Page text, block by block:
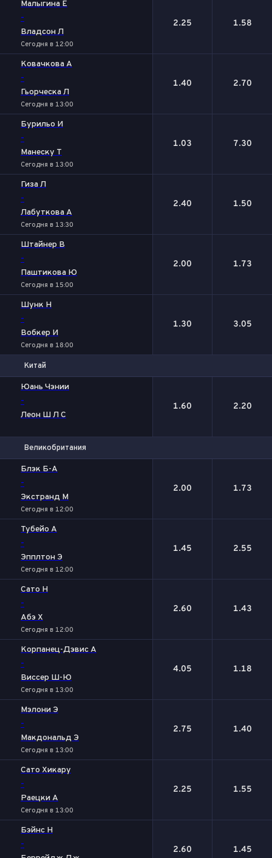
Малыгина Е
-
Владсон Л
Сегодня в 12:00
2.25 1.58
Ковачкова А
-
Гьорческа Л
Сегодня в 13:00
1.40 2.70
Бурильо И
-
Манеску Т
Сегодня в 13:00
1.03 7.30
Гиза Л
-
Лабуткова А
Сегодня в 13:30
2.40 1.50
Штайнер В
-
Паштикова Ю
Сегодня в 15:00
2.00 1.73
Шунк Н
-
Вобкер И
Сегодня в 18:00
1.30 3.05
Китай
Юань Чэнии
-
Леон Ш Л С
1.60 2.20
Великобритания
Блэк Б-А
-
Экстранд М
Сегодня в 12:00
2.00 1.73
Тубейо А
-
Эпплтон Э
Сегодня в 12:00
1.45 2.55
Сато Н
-
Абэ Х
Сегодня в 12:00
2.60 1.43
Корпанец-Дэвис А
-
Виссер Ш-Ю
Сегодня в 13:00
4.05 1.18
Мэлони Э
-
Макдональд Э
Сегодня в 13:00
2.75 1.40
Сато Хикару
-
Раецки А
Сегодня в 13:00
2.25 1.55
Бэйнс Н
- 2.60 1.45